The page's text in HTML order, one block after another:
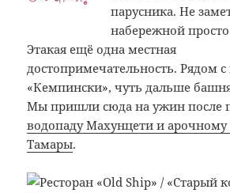
парусника. Не
набережной
Этакая ещё одна местная
достопримечательность. Рядом
«Кемпински», чуть дальше
Мы пришли сюда на ужин после
водопаду Махунцети и
Тамары.